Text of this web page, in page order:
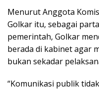
Menurut Anggota
Golkar itu, sebagai
pemerintah, Golkar
berada di kabinet agar
bukan sekadar
“Komunikasi publik